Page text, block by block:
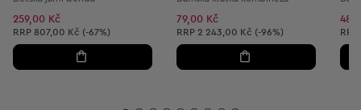
259,00 Kč
Doporučená cena:
RRP 807,00 Kč (-67%)
79,00 Kč
Doporučená cena:
RRP 2 243,00 Kč (-96%) RRP